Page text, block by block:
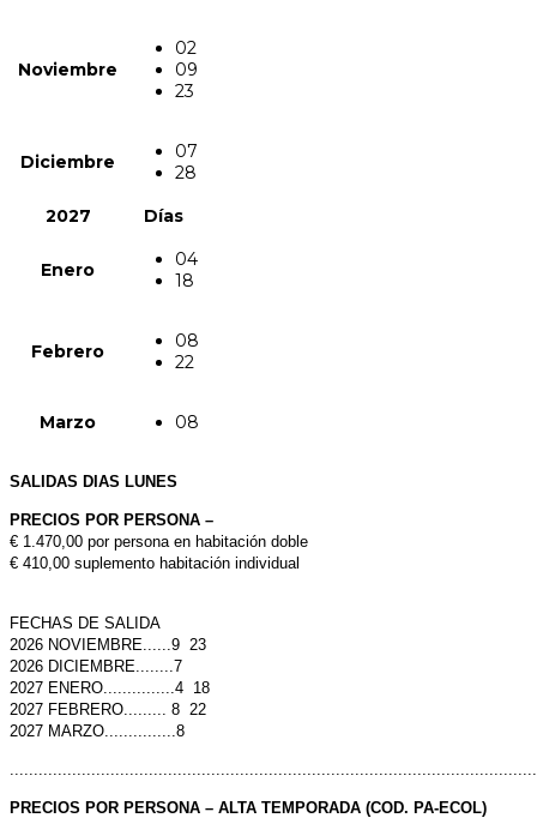
Noviembre
02
09
23
Diciembre
07
28
2027
Días
Enero
04
18
Febrero
08
22
Marzo 08
SALIDAS DIAS LUNES
PRECIOS POR PERSONA –
€ 1.470,00 por persona en habitación doble
€ 410,00 suplemento habitación individual
FECHAS DE SALIDA
2026 NOVIEMBRE......9 23
2026 DICIEMBRE........7
2027 ENERO...............4 18
2027 FEBRERO......... 8 22
2027 MARZO...............8
PRECIOS POR PERSONA – ALTA TEMPORADA (COD. PA-ECOL)